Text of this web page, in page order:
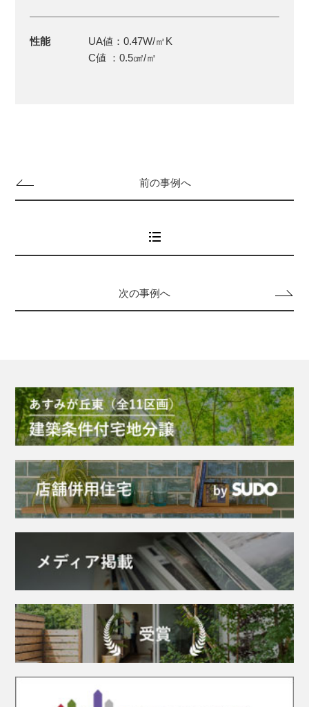
性能
UA値：0.47W/㎡K
C値 ：0.5㎠/㎡
前の事例へ
次の事例へ